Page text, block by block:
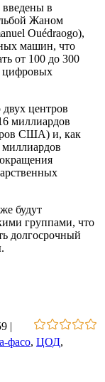
в
Жаном
Ouédraogo),
машин, что
от 100 до 300
цифровых
двух центров
миллиардов
США) и, как
миллиардов
будут
группами, что
долгосрочный
|
фасо, ЦОД,